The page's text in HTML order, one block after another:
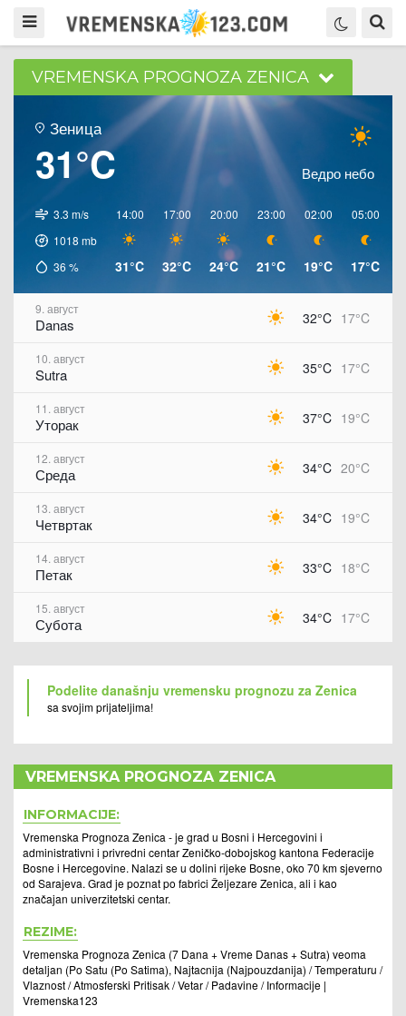
VREMENSKA PROGNOZA ZENICA
Зеница
31°C Ведро небо
3.3 m/s
1018mb
36%
14:00
31°C
17:00
32°C
20:00
24°C
23:00
21°C
02:00
19°C
05:00
17°C
9. август
Danas 32°C 17°C
10. август
Sutra 35°C 17°C
11. август
Уторак 37°C 19°C
12. август
Среда 34°C 20°C
13. август
Четвртак 34°C 19°C
14. август
Петак 33°C 18°C
15. август
Субота 34°C 17°C
Podelite današnju vremensku prognozu za Zenica
sa svojim prijateljima!
VREMENSKA PROGNOZA ZENICA
INFORMACIJE:
Vremenska Prognoza Zenica - je grad u Bosni i Hercegovini i
administrativni i privredni centar Zeničko-dobojskog kantona Federacije
Bosne i Hercegovine. Nalazi se u dolini rijeke Bosne, oko 70 km sjeverno
od Sarajeva. Grad je poznat po fabrici Željezare Zenica, ali i kao
značajan univerzitetski centar.
REZIME:
Vremenska Prognoza Zenica (7 Dana + Vreme Danas + Sutra) veoma
detaljan (Po Satu (Po Satima), Najtacnija (Najpouzdanija) / Temperaturu /
Vlaznost / Atmosferski Pritisak / Vetar / Padavine / Informacije |
Vremenska123